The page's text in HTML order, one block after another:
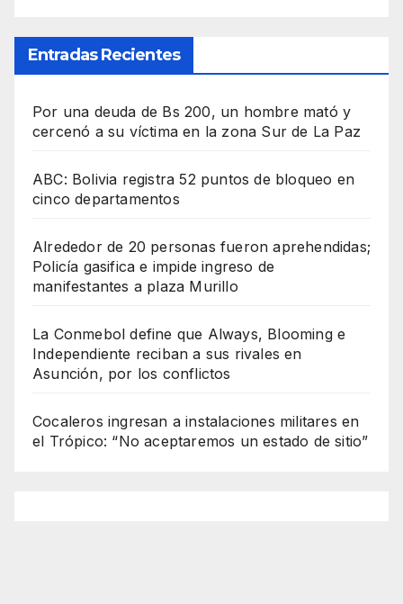
Entradas Recientes
Por una deuda de Bs 200, un hombre mató y
cercenó a su víctima en la zona Sur de La Paz
ABC: Bolivia registra 52 puntos de bloqueo en
cinco departamentos
Alrededor de 20 personas fueron aprehendidas;
Policía gasifica e impide ingreso de
manifestantes a plaza Murillo
La Conmebol define que Always, Blooming e
Independiente reciban a sus rivales en
Asunción, por los conflictos
Cocaleros ingresan a instalaciones militares en
el Trópico: “No aceptaremos un estado de sitio”